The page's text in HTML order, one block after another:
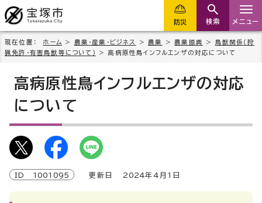
防災 検索 メニュー
現在位置： ホーム > 農業・産業・ビジネス > 農業 > 農業振興 > 鳥獣関係（狩
猟免許・有害鳥獣等について）
> 高病原性鳥インフルエンザの対応について
高病原性鳥インフルエンザの対応
について
ID 1001095 更新日 2024年4月1日